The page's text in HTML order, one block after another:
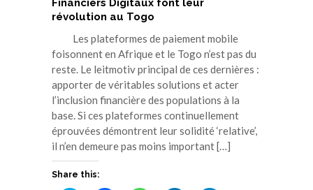
Financiers Digitaux font leur
révolution au Togo
Les plateformes de paiement mobile
foisonnent en Afrique et le Togo n’est pas du
reste. Le leitmotiv principal de ces dernières :
apporter de véritables solutions et acter
l’inclusion financière des populations à la
base. Si ces plateformes continuellement
éprouvées démontrent leur solidité ‘relative’,
il n’en demeure pas moins important […]
Share this: